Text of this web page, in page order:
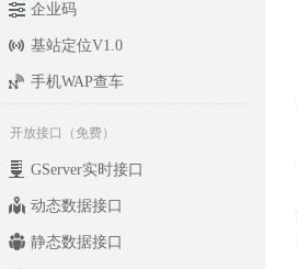
企业码
基站定位V1.0
手机WAP查车
开放接口（免费）
GServer实时接口
动态数据接口
静态数据接口